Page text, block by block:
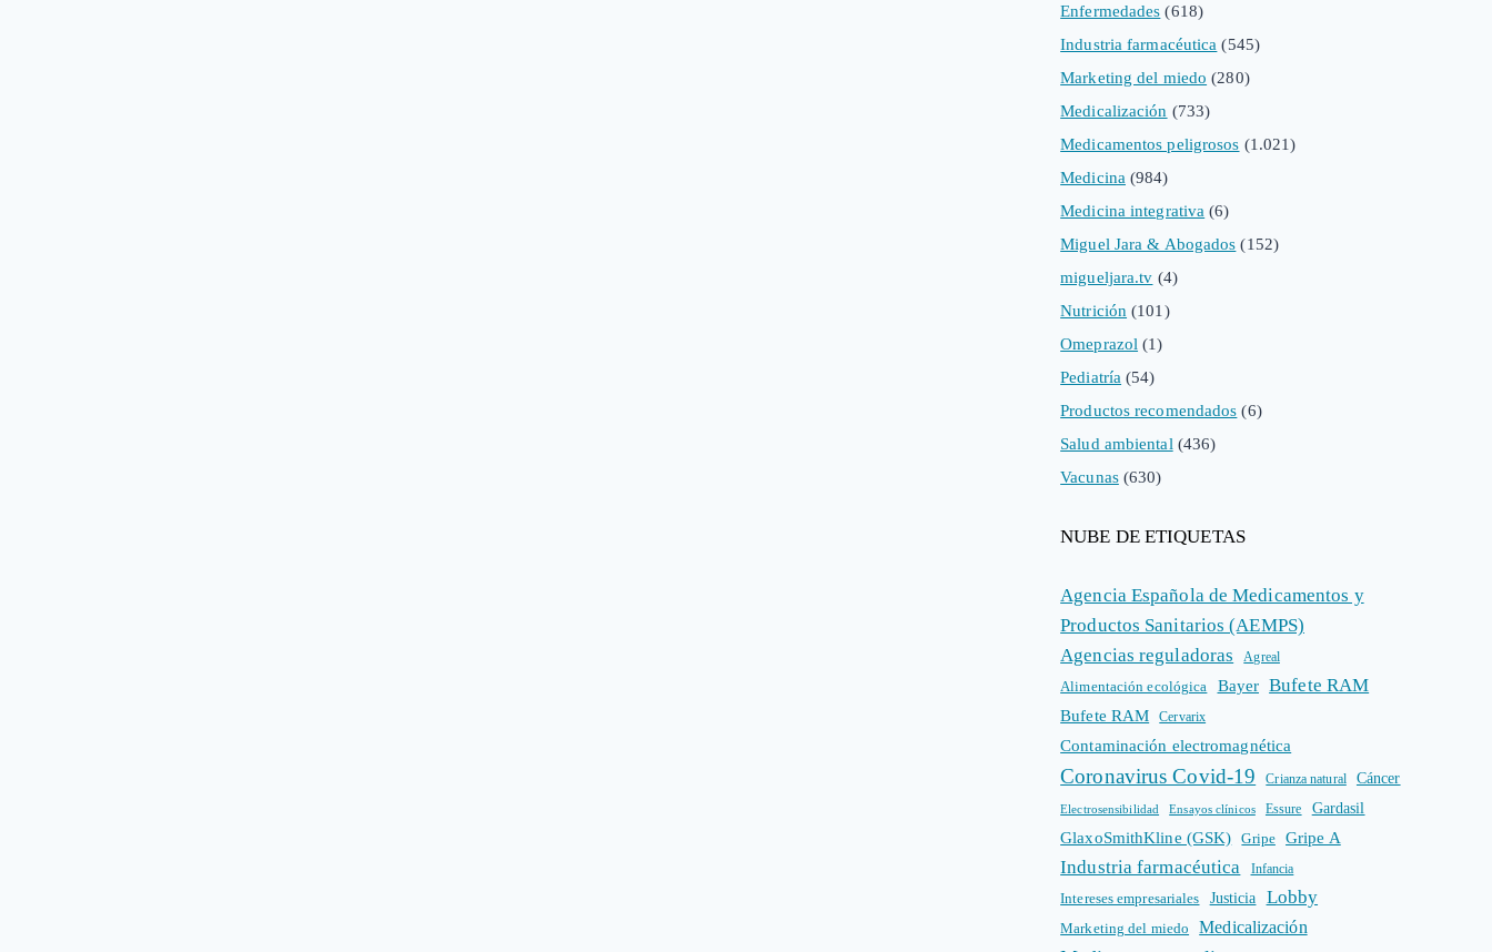
Enfermedades (618)
Industria farmacéutica (545)
Marketing del miedo (280)
Medicalización (733)
Medicamentos peligrosos (1.021)
Medicina (984)
Medicina integrativa (6)
Miguel Jara & Abogados (152)
migueljara.tv (4)
Nutrición (101)
Omeprazol (1)
Pediatría (54)
Productos recomendados (6)
Salud ambiental (436)
Vacunas(630)
NUBE DE ETIQUETAS
Agencia Española de Medicamentos y
Productos Sanitarios (AEMPS)
Agencias reguladoras
Agreal
Alimentación ecológica Bayer Bufete RAM
Bufete RAM Cervarix
Contaminación electromagnética
Coronavirus Covid-19 Crianza natural Cáncer
Electrosensibilidad Ensayos clínicos Essure Gardasil
GlaxoSmithKline (GSK) Gripe Gripe A
Industria farmacéutica Infancia
Intereses empresariales Justicia Lobby
Marketing del miedo Medicalización